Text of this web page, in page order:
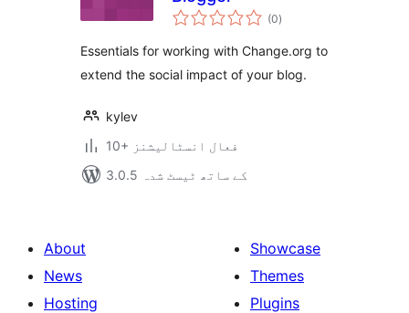
(0مجموعی
درجہ
)
Essentials for working with Change.org to
extend the social impact of your blog.
kylev
10+ فعال انسٹالیشنز
3.0.5 کے ساتھ ٹیسٹ شدہ
About
News
Hosting
Showcase
Themes
Plugins